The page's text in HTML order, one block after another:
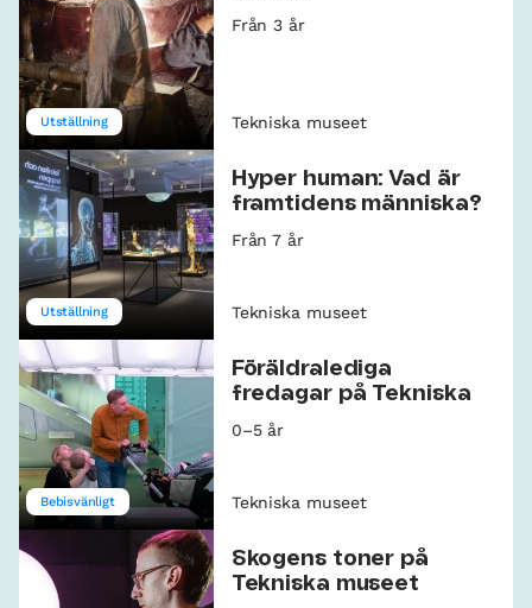
Utställning
Från 3 år
Tekniska museet
Utställning
Hyper human: Vad är
framtidens människa?
Från 7 år
Tekniska museet
Bebisvänligt
Föräldralediga
fredagar på Tekniska
0–5 år
Tekniska museet
Skogens toner på
Tekniska museet